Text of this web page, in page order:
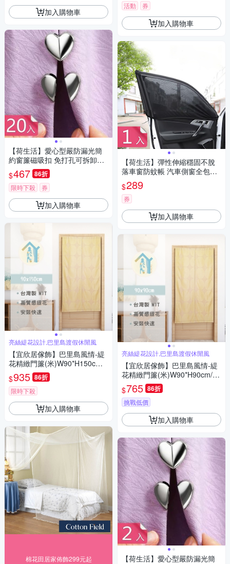
加入購物車
【荷生活】愛心型嚴防漏光簡
約窗簾磁吸扣 免打孔可拆卸式
小巧磁吸固定器-20入組
$467 86折
限時下殺 券
加入購物車
亮絲緹花設計,巴里島渡假休閒風
【宜欣居傢飾】巴里島風情-緹
花精緻門簾(米)W90*H150cm/
隔間簾/風水簾/台灣製
$935 86折
限時下殺
加入購物車
棉花田居家佈飾299元起
活動 券
加入購物車
【荷生活】彈性伸縮穩固不脫
落車窗防蚊帳 汽車側窗全包式
遮陽防蚊紗窗-1入組
$289
券
加入購物車
亮絲緹花設計,巴里島渡假休閒風
【宜欣居傢飾】巴里島風情-緹
花精緻門簾(米)W90*H90cm/隔
間簾/風水簾/台灣製
$765 86折
挑戰低價
加入購物車
【荷生活】愛心型嚴防漏光簡